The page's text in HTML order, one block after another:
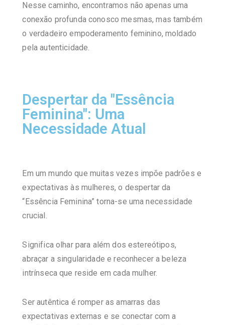
Nesse caminho, encontramos não apenas uma
conexão profunda conosco mesmas, mas também
o verdadeiro empoderamento feminino, moldado
pela autenticidade.
Despertar da "Essência
Feminina": Uma
Necessidade Atual
Em um mundo que muitas vezes impõe padrões e
expectativas às mulheres, o despertar da
“Essência Feminina” torna-se uma necessidade
crucial.
Significa olhar para além dos estereótipos,
abraçar a singularidade e reconhecer a beleza
intrínseca que reside em cada mulher.
Ser autêntica é romper as amarras das
expectativas externas e se conectar com a